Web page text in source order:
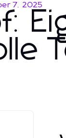
7, 2025